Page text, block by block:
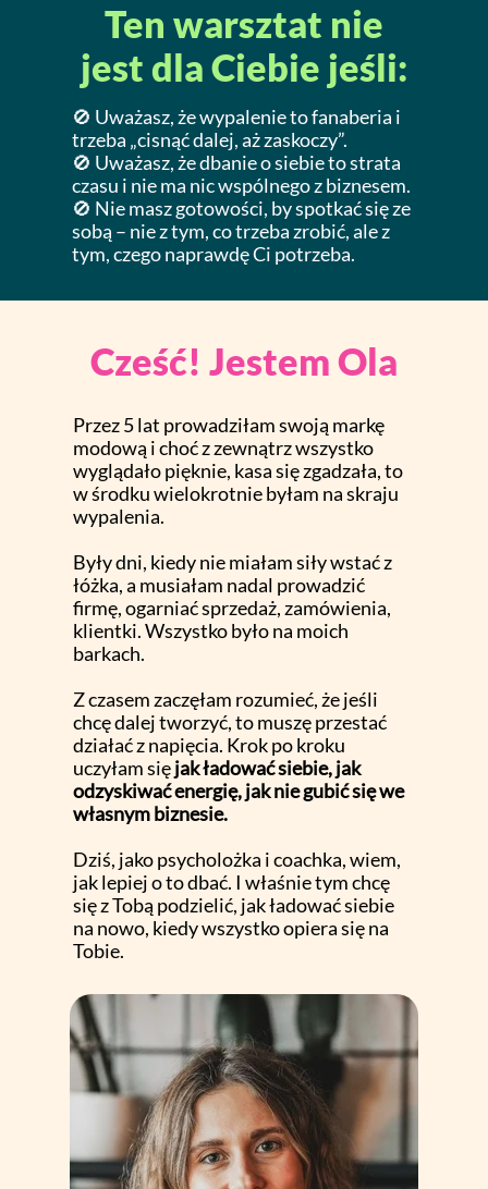
Cześć! Jestem Ola
Przez 5 lat prowadziłam swoją markę
modową i choć z zewnątrz wszystko
wyglądało pięknie, kasa się zgadzała, to
w środku wielokrotnie byłam na skraju
wypalenia.
Były dni, kiedy nie miałam siły wstać z
łóżka, a musiałam nadal prowadzić
firmę, ogarniać sprzedaż, zamówienia,
klientki. Wszystko było na moich
barkach.
Z czasem zaczęłam rozumieć, że jeśli
chcę dalej tworzyć, to muszę przestać
działać z napięcia. Krok po kroku
uczyłam sięjak ładować siebie, jak
odzyskiwać energię, jak nie gubić się we
własnym biznesie.
Dziś, jako psycholożka i coachka, wiem,
jak lepiej o to dbać. I właśnie tym chcę
się z Tobą podzielić, jak ładować siebie
na nowo, kiedy wszystko opiera się na
Tobie.
Ten warsztat nie
jest dla Ciebie jeśli:
🚫 Uważasz, że wypalenie to fanaberia i
trzeba „cisnąć dalej, aż zaskoczy”.
🚫 Uważasz, że dbanie o siebie to strata
czasu i nie ma nic wspólnego z biznesem.
🚫 Nie masz gotowości, by spotkać się ze
sobą – nie z tym, co trzeba zrobić, ale z
tym, czego naprawdę Ci potrzeba.